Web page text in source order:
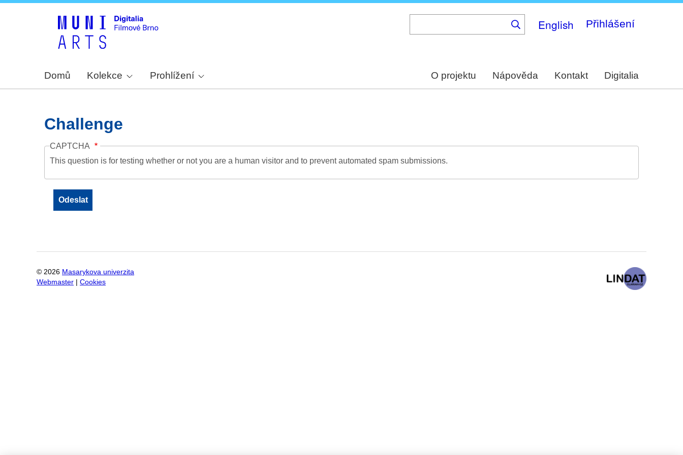
English Přihlášení
Domů Kolekce Prohlížení O projektu Nápověda Kontakt Digitalia
Challenge
CAPTCHA
This question is for testing whether or not you are a human visitor and to prevent automated spam submissions.
© 2026 Masarykova univerzita
Webmaster
Cookies